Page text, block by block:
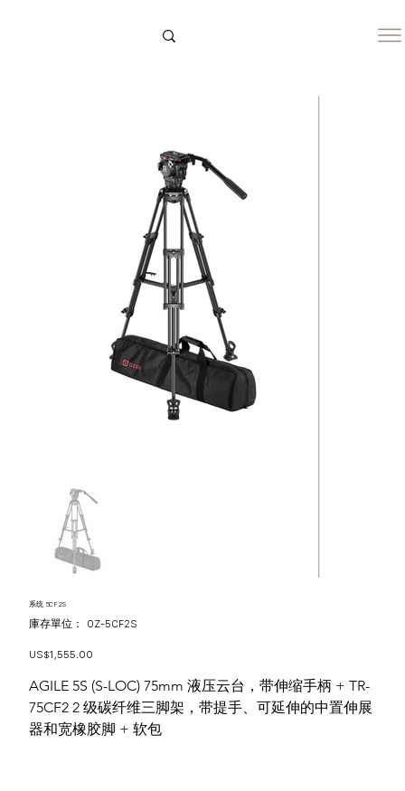
系统 5CF2S
庫存單位：
SKU
OZ-
OZ-5CF2S
價
US$1,555.00
AGILE 5S (S-LOC) 75mm 液压云台，带伸缩手柄 + TR-
75CF2 2 级碳纤维三脚架，带提手、可延伸的中置伸展
器和宽橡胶脚 + 软包